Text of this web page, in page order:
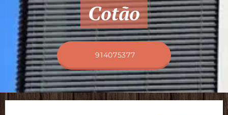
Cotão
914075377